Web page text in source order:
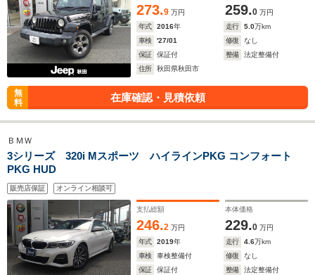
273.9 万円 259.0 万円
年式
2016年 走行 5.0万km
車検
'27/01 修復
なし
保証
保証付 整備
法定整備付
住所
秋田県秋田市
無
料
在庫確認・見積依頼
ＢＭＷ
3シリーズ 320i Mスポーツ ハイラインPKG コンフォート
PKG HUD
販売店保証 オンライン相談可
支払総額
246.2 万円
本体価格
229.0 万円
年式
2019年 走行 4.6万km
車検
車検整備付 修復
なし
保証
保証付 整備
法定整備付